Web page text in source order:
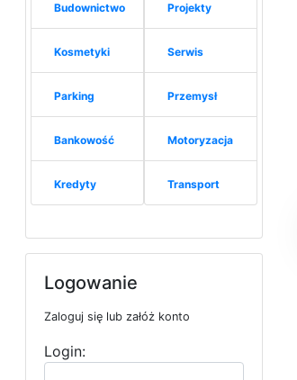
Budownictwo
Kosmetyki
Parking
Bankowość
Kredyty
Projekty
Serwis
Przemysł
Motoryzacja
Transport
Logowanie
Zaloguj się lub załóż konto
Login: